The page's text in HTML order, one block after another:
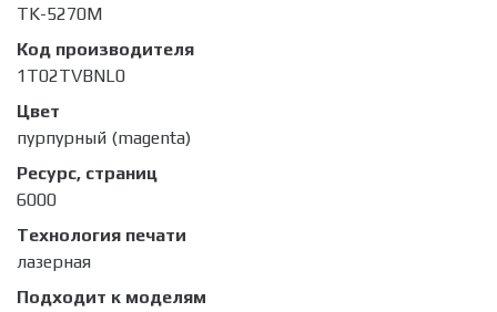
TK-5270M
Код производителя
1T02TVBNL0
Цвет
пурпурный (magenta)
Ресурс, страниц
6000
Технология печати
лазерная
Подходит к моделям